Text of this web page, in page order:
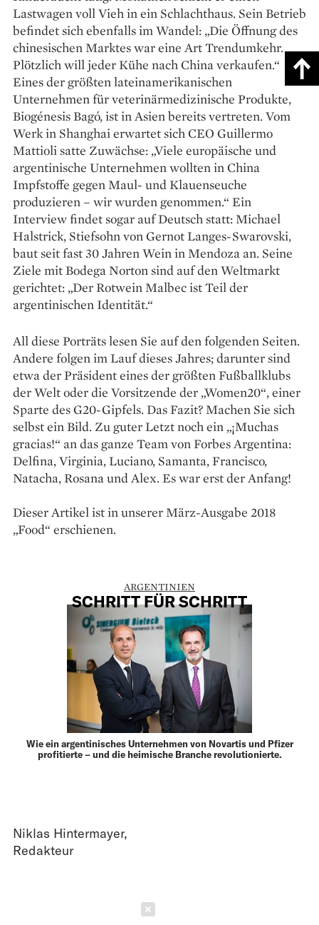
Lastwagen voll Vieh in ein Schlachthaus. Sein Betrieb
befindet sich ebenfalls im Wandel: „Die Öffnung des
chinesischen Marktes war eine Art Trendumkehr.
Plötzlich will jeder Kühe nach China verkaufen.“
Eines der größten lateinamerikanischen
Unternehmen für veterinärmedizinische Produkte,
Biogénesis Bagó, ist in Asien bereits vertreten. Vom
Werk in Shanghai erwartet sich CEO Guillermo
Mattioli satte Zuwächse: „Viele europäische und
argentinische Unternehmen wollten in China
Impfstoffe gegen Maul- und Klauenseuche
produzieren – wir wurden genommen.“ Ein
Interview findet sogar auf Deutsch statt: Michael
Halstrick, Stiefsohn von Gernot Langes-Swarovski,
baut seit fast 30 Jahren Wein in Mendoza an. Seine
Ziele mit Bodega Norton sind auf den Weltmarkt
gerichtet: „Der Rotwein Malbec ist Teil der
argentinischen Identität.“
All diese Porträts lesen Sie auf den folgenden Seiten.
Andere folgen im Lauf dieses Jahres; darunter sind
etwa der Präsident eines der größten Fußballklubs
der Welt oder die Vorsitzende der „Women20“, einer
Sparte des G20-Gipfels. Das Fazit? Machen Sie sich
selbst ein Bild. Zu guter Letzt noch ein „¡Muchas
gracias!“ an das ganze Team von Forbes Argentina:
Delfina, Virginia, Luciano, Samanta, Francisco,
Natacha, Rosana und Alex. Es war erst der Anfang!
Dieser Artikel ist in unserer März-Ausgabe 2018
„Food“ erschienen.
ARGENTINIEN
SCHRITT FÜR SCHRITT
Wie ein argentinisches Unternehmen von Novartis und Pfizer
profitierte – und die heimische Branche revolutionierte.
Niklas Hintermayer,
Redakteur